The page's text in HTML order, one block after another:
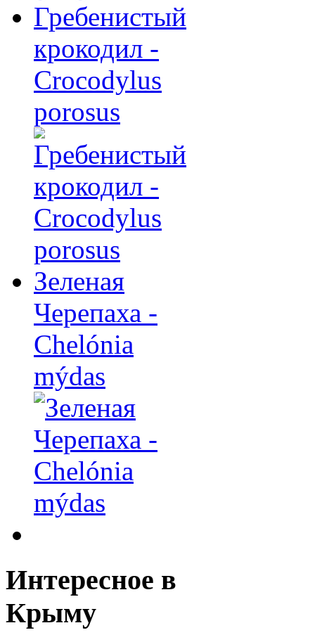
Гребенистый
крокодил -
Crocodylus
porosus
Зеленая
Черепаха -
Chelónia
mýdas
Интересное в
Крыму